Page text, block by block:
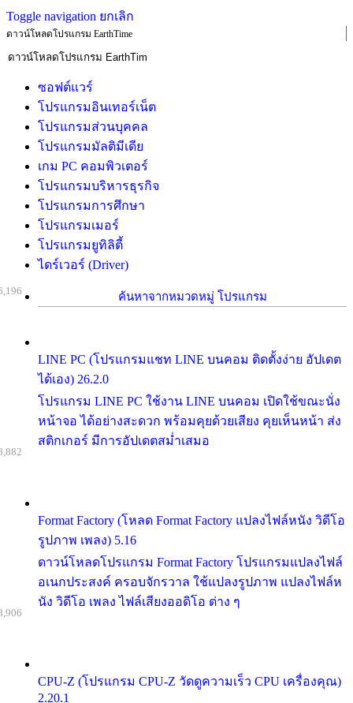
Toggle navigation ยกเลิก
ดาวน์โหลดโปรแกรม EarthTime
ซอฟต์แวร์
โปรแกรมอินเทอร์เน็ต
โปรแกรมส่วนบุคคล
โปรแกรมมัลติมีเดีย
เกม PC คอมพิวเตอร์
โปรแกรมบริหารธุรกิจ
โปรแกรมการศึกษา
โปรแกรมเมอร์
โปรแกรมยูทิลิตี้
ไดร์เวอร์ (Driver)
ค้นหาจากหมวดหมู่ โปรแกรม
LINE PC (โปรแกรมแชท LINE บนคอม ติดตั้งง่าย อัปเดต
ได้เอง) 26.2.0
โปรแกรม LINE PC ใช้งาน LINE บนคอม เปิดใช้ขณะนั่ง
หน้าจอ ได้อย่างสะดวก พร้อมคุยด้วยเสียง คุยเห็นหน้า ส่ง
สติกเกอร์ มีการอัปเดตสม่ำเสมอ
Format Factory (โหลด Format Factory แปลงไฟล์หนัง วิดีโอ
รูปภาพ เพลง) 5.16
ดาวน์โหลดโปรแกรม Format Factory โปรแกรมแปลงไฟล์
อเนกประสงค์ ครอบจักรวาล ใช้แปลงรูปภาพ แปลงไฟล์ห
นัง วิดีโอ เพลง ไฟล์เสียงออดิโอ ต่าง ๆ
CPU-Z (โปรแกรม CPU-Z วัดดูความเร็ว CPU เครื่องคุณ)
2.20.1